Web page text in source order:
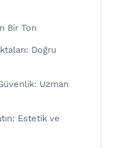
Bir Ton
Doğru
Uzman
Estetik ve